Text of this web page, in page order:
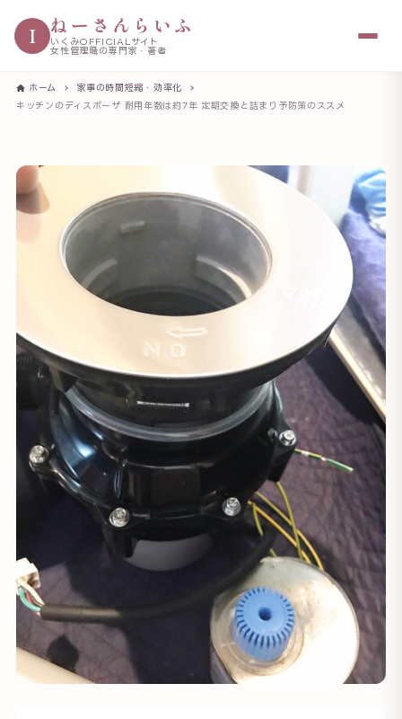
I ねーさんらいふ
いくみOFFICIALサイト
女性管理職の専門家・著者
ホーム
家事の時間短縮・効率化
キッチンのディスポーザ 耐用年数は約7年 定期交換と詰まり予防策のススメ